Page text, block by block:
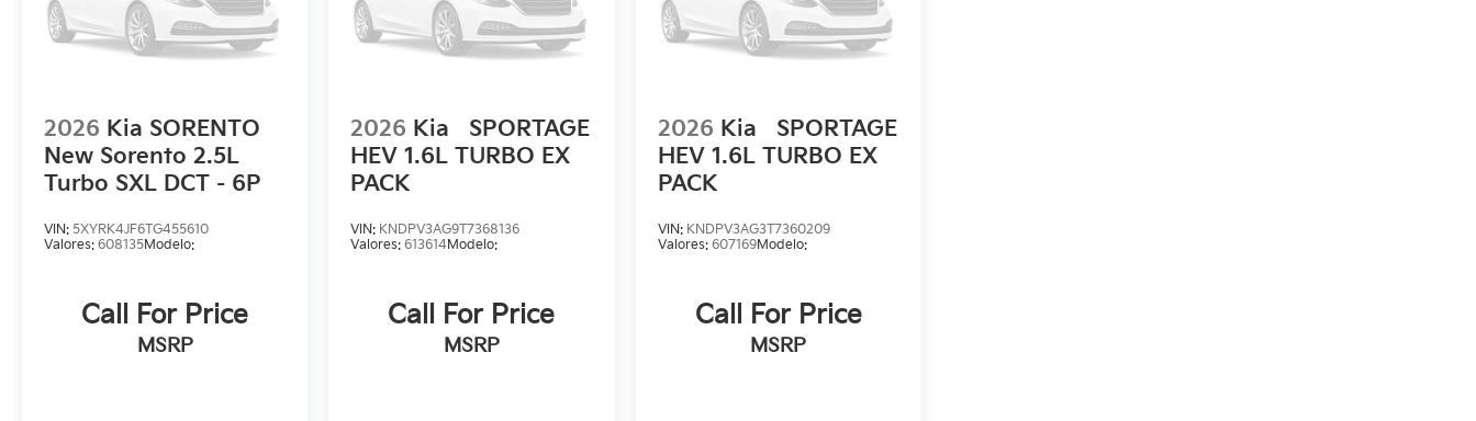
2026 Kia SORENTO
New Sorento 2.5L
Turbo SXL DCT - 6P
VIN: 5XYRK4JF6TG455610
Valores: 608135Modelo:
Call For Price
MSRP
2026 Kia
SPORTAGE
HEV 1.6L TURBO EX
PACK
VIN: KNDPV3AG9T7368136
Valores:613614Modelo:
Call For Price
MSRP
2026 Kia
SPORTAGE
HEV 1.6L TURBO EX
PACK
VIN: KNDPV3AG3T7360209
Valores: 607169Modelo:
Call For Price
MSRP